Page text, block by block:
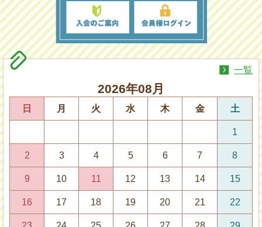
ン
ラ
イ
ン
化
の
お
せ
２
０
５
り
紙
式
一覧
2026年08月
日 月 火 水 木 金 土
1
2 3 4 5 6 7 8
9 10 11 12 13 14 15
16 17 18 19 20 21 22